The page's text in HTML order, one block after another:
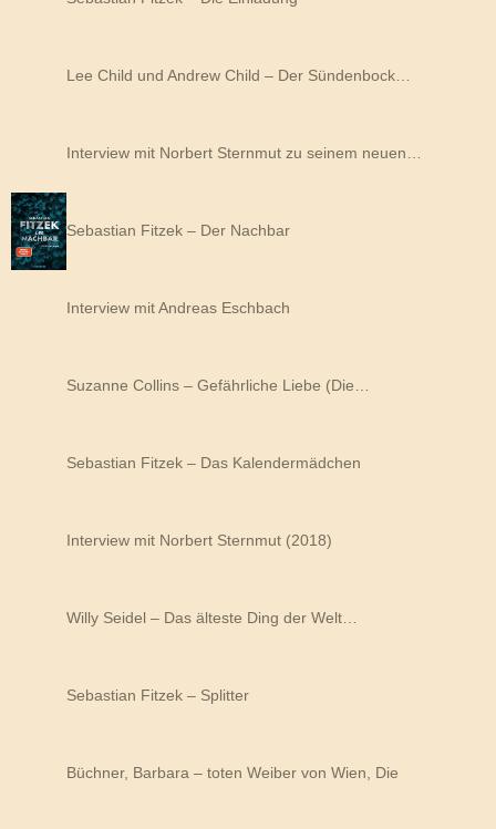
Lee Child und Andrew Child – Der Sündenbock…
Interview mit Norbert Sternmut zu seinem neuen…
Sebastian Fitzek – Der Nachbar
Interview mit Andreas Eschbach
Suzanne Collins – Gefährliche Liebe (Die…
Sebastian Fitzek – Das Kalendermädchen
Interview mit Norbert Sternmut (2018)
Willy Seidel – Das älteste Ding der Welt…
Sebastian Fitzek – Splitter
Büchner, Barbara – toten Weiber von Wien, Die